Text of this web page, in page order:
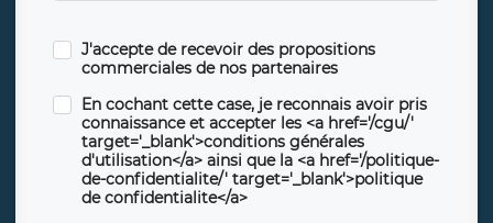
J'accepte de recevoir des propositions
commerciales de nos partenaires
En cochant cette case, je reconnais avoir pris
connaissance et accepter les <a href='/cgu/'
target='_blank'>conditions générales
d'utilisation</a> ainsi que la <a href='/politique-
de-confidentialite/' target='_blank'>politique
de confidentialite</a>